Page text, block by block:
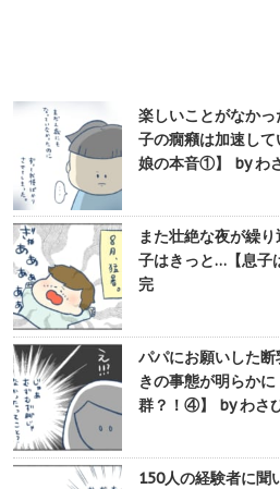
楽しいことがなか
子の癇癪は加速し
娘の本音①】 by わ
また壮絶な夜が繰
子はきっと…【息子
完
パパにお願いした
きの事態が明らか
群？！④】 by わさ
150人の経験者に聞